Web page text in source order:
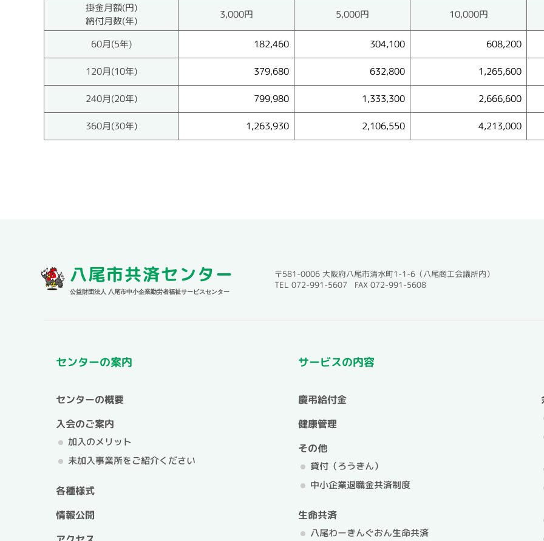
掛金月額(円)
納付月数(年)
3,000円 5,000円 10,000円
60月(5年) 182,460 304,100 608,200
120月(10年) 379,680 632,800 1,265,600
240月(20年) 799,980 1,333,300 2,666,600
360月(30年) 1,263,930 2,106,550 4,213,000
八尾市共済センター
公益財団法人 八尾市中小企業勤労者福祉サービスセンター
〒581-0006 大阪府八尾市清水町1-1-6（八尾商工会議所内）
TEL 072-991-5607 FAX 072-991-5608
センターの案内
センターの概要
入会のご案内
加入のメリット
未加入事業所をご紹介ください
各種様式
情報公開
サービスの内容
慶弔給付金
健康管理
その他
貸付（ろうきん）
中小企業退職金共済制度
生命共済
八尾わーきんぐおん生命共済